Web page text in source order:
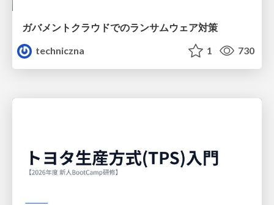
ガバメントクラウドでのランサムウェア対策
techniczna
1 730